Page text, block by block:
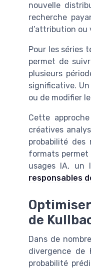
nouvelle
recherche
d’attribution ou
Pour les séries
permet de
plusieurs
significative.
ou de modifier
Cette
créatives
probabilité des
formats permet
usages IA, un
responsables
de
Dans de
divergence de
probabilité